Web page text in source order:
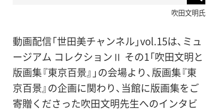
吹田文明氏
動画配信「世田美チャンネル」vol.15は、ミュ
ージアム コレクションⅡ その1「吹田文明と
版画集『東京百景』」の会場より、版画集『東
京百景』の企画に関わり、当館に版画集をご
寄贈くださった吹田文明先生へのインタビ